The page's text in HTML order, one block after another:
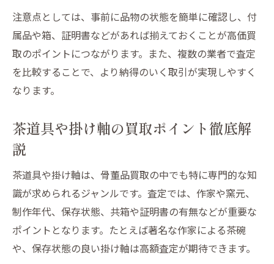
茶道具や日本刀も対象の出張買取相談法
骨董品買取 山形の相場を知るための方法
骨董品買取 注意点を事前に確認して安心
壺 骨董品買取を利用する際のポイント
査定額アップに役立つ骨董品整理のコツ
茶道具や掛け軸の付属品は必ず揃えよう
古銭や骨董品の整理で高価買取を目指す
骨董品買取 山形地域ならではの強み活用
出張買取を依頼する際の注意点と選び方
骨董品出張買取で失敗しない業者選択法
注意点としては、事前に品物の状態を簡単に確認し、付
属品や箱、証明書などがあれば揃えておくことが高価買
取のポイントにつながります。また、複数の業者で査定
を比較することで、より納得のいく取引が実現しやすく
なります。
茶道具や掛け軸の買取ポイント徹底解
説
茶道具や掛け軸は、骨董品買取の中でも特に専門的な知
識が求められるジャンルです。査定では、作家や窯元、
制作年代、保存状態、共箱や証明書の有無などが重要な
ポイントとなります。たとえば著名な作家による茶碗
や、保存状態の良い掛け軸は高額査定が期待できます。